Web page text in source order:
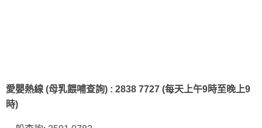
愛嬰熱線 (母乳餵哺查詢) : 2838 7727 (每天上午9時至晚上9
時)